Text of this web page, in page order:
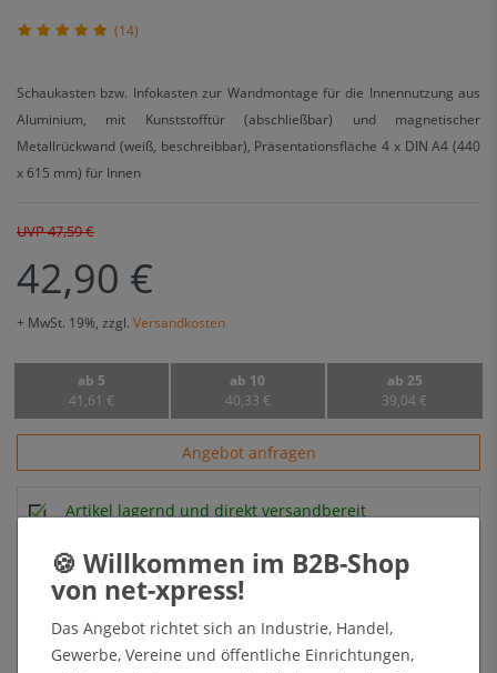
(14)
Schaukasten bzw. Infokasten zur Wandmontage für die Innennutzung aus
Aluminium, mit Kunststofftür (abschließbar) und magnetischer
Metallrückwand (weiß, beschreibbar), Präsentationsfläche 4 x DIN A4 (440
x 615 mm) für Innen
UVP 47,59 €
42,90 €
+ MwSt. 19%, zzgl. Versandkosten
ab 5
41,61 €
ab 10
40,33 €
ab 25
39,04 €
Angebot anfragen
Artikel lagernd und direkt versandbereit
Lieferung kostenfrei ab 49,90 € netto (DE)
Fügen Sie Artikel im Wert von 49.90 € für die kostenfreie Lieferung
In den Warenkorb
Das Angebot richtet sich an Industrie, Handel,
Gewerbe, Vereine und öffentliche Einrichtungen,